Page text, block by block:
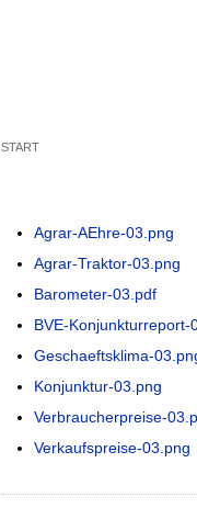
START
Agrar-AEhre-03.png
Agrar-Traktor-03.png
Barometer-03.pdf
BVE-Konjunkturreport-
Geschaeftsklima-
Konjunktur-03.png
Verbraucherpreise-
Verkaufspreise-03.png